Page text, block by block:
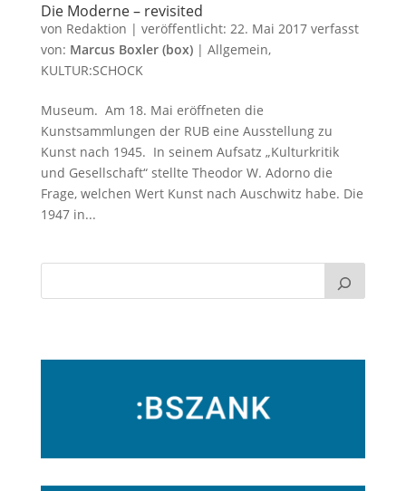
Die Moderne – revisited
von Redaktion | veröffentlicht: 22. Mai 2017verfasst
von: Marcus Boxler (box)| Allgemein,
KULTUR:SCHOCK
Museum. Am 18. Mai eröffneten die
Kunstsammlungen der RUB eine Ausstellung zu
Kunst nach 1945. In seinem Aufsatz „Kulturkritik
und Gesellschaft“ stellte Theodor W. Adorno die
Frage, welchen Wert Kunst nach Auschwitz habe. Die
1947 in...